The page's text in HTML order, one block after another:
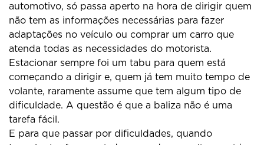
automotivo, só passa aperto na hora de dirigir quem
não tem as informações necessárias para fazer
adaptações no veículo ou comprar um carro que
atenda todas as necessidades do motorista.
Estacionar sempre foi um tabu para quem está
começando a dirigir e, quem já tem muito tempo de
volante, raramente assume que tem algum tipo de
dificuldade. A questão é que a baliza não é uma
tarefa fácil.
E para que passar por dificuldades, quando